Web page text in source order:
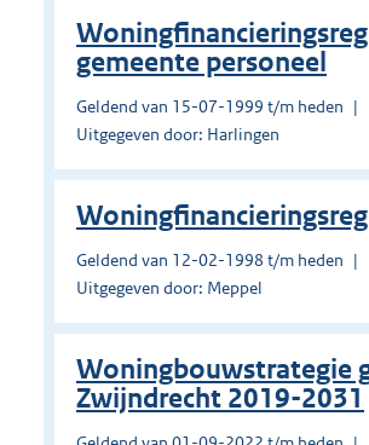
gemeente personeel
Geldend van 15-07-1999 t/m heden
Uitgegeven door: Harlingen
Geldend van 12-02-1998 t/m heden
Uitgegeven door: Meppel
Woningbouwstrategie
Zwijndrecht 2019-2031